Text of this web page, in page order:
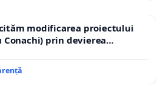
modificarea proiectului
Conachi) prin devierea